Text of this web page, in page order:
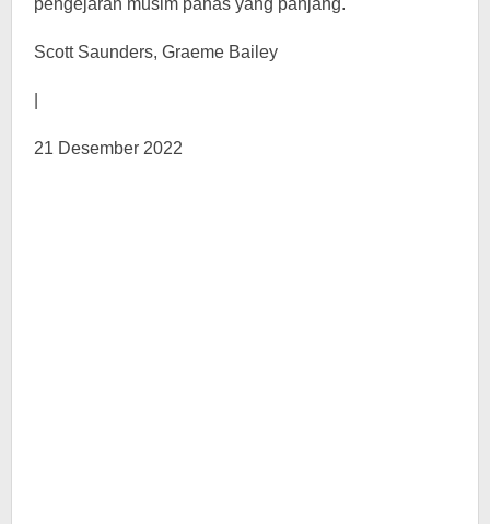
pengejaran musim panas yang panjang.
Scott Saunders, Graeme Bailey
21 Desember 2022